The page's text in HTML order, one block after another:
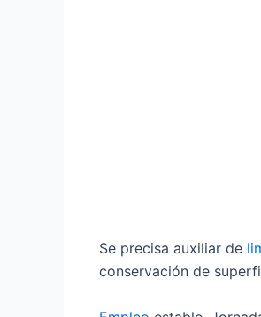
Se precisa auxiliar de
conservación de